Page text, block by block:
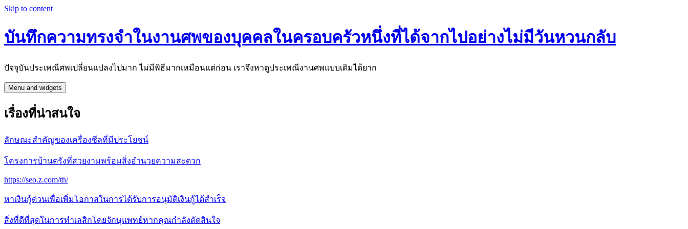
Skip to content
บันทึกความทรงจำในงานศพของบุคคลในครอบครัวหนึ่งที่ได้จากไปอย่างไม่มีวันหวนกลับ
ปัจจุบันประเพณีศพเปลี่ยนแปลงไปมาก ไม่มีพิธีมากเหมือนแต่ก่อน เราจึงหาดูประเพณีงานศพแบบเดิมได้ยาก
Menu and widgets
เรื่องที่น่าสนใจ
ลักษณะสำคัญของเครื่องซีลที่มีประโยชน์
โครงการบ้านตรังที่สวยงามพร้อมสิ่งอำนวยความสะดวก
https://seo.z.com/th/
หาเงินกู้ด่วนเพื่อเพิ่มโอกาสในการได้รับการอนุมัติเงินกู้ได้สำเร็จ
สิ่งที่ดีที่สุดในการทำเลสิกโดยจักษุแพทย์หากคุณกำลังตัดสินใจ